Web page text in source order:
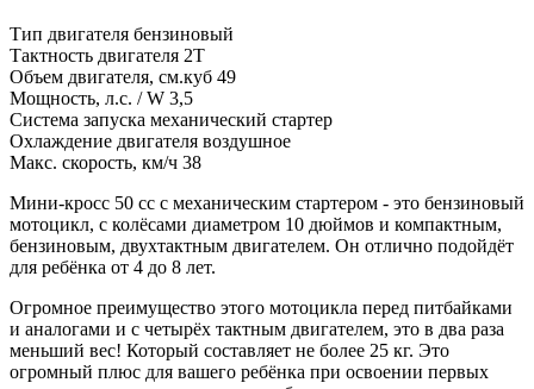
Тип двигателя бензиновый
Тактность двигателя 2T
Объем двигателя, см.куб 49
Мощность, л.с. / W 3,5
Система запуска механический стартер
Охлаждение двигателя воздушное
Макс. скорость, км/ч 38
Мини-кросс 50 сс с механическим стартером - это бензиновый
мотоцикл, с колёсами диаметром 10 дюймов и компактным,
бензиновым, двухтактным двигателем. Он отлично подойдёт
для ребёнка от 4 до 8 лет.
Огромное преимущество этого мотоцикла перед питбайками
и аналогами и с четырёх тактным двигателем, это в два раза
меньший вес! Который составляет не более 25 кг. Это
огромный плюс для вашего ребёнка при освоении первых